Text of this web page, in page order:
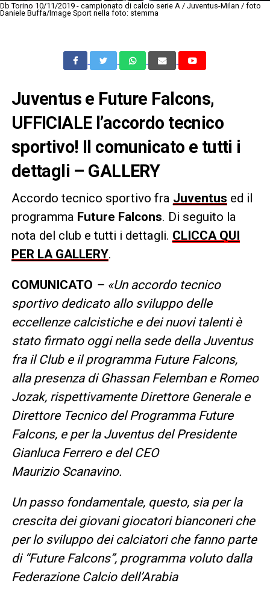
Db Torino 10/11/2019 - campionato di calcio serie A / Juventus-Milan / foto
Daniele Buffa/Image Sport nella foto: stemma
Juventus e Future Falcons,
UFFICIALE l’accordo tecnico
sportivo! Il comunicato e tutti i
dettagli – GALLERY
Accordo tecnico sportivo fra Juventus ed il
programma Future Falcons. Di seguito la
nota del club e tutti i dettagli. CLICCA QUI
PER LA GALLERY.
COMUNICATO – «Un accordo tecnico
sportivo dedicato allo sviluppo delle
eccellenze calcistiche e dei nuovi talenti è
stato firmato oggi nella sede della Juventus
fra il Club e il programma Future Falcons,
alla presenza di Ghassan Felemban e Romeo
Jozak, rispettivamente Direttore Generale e
Direttore Tecnico del Programma Future
Falcons, e per la Juventus del Presidente
Gianluca Ferrero e del CEO
Maurizio Scanavino.
Un passo fondamentale, questo, sia per la
crescita dei giovani giocatori bianconeri che
per lo sviluppo dei calciatori che fanno parte
di “Future Falcons”, programma voluto dalla
Federazione Calcio dell’Arabia